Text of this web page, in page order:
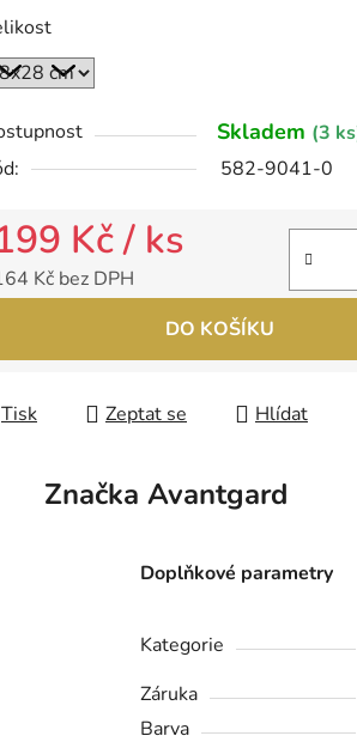
Skladem (3
582-9041-0
Kč/ ks
Kč bez DPH
DO KOŠÍKU
Tisk Zeptat se Hlídat
Značka Avantgard
Doplňkové parametry
Kategorie
Záruka
Barva